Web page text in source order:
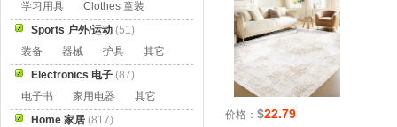
价格： $22.79
学习用具
Clothes 童装
Sports 户外/运动 (51)
装备
器械 护具
其它
Electronics 电子 (87)
电子书
家用电器
其它
Home 家居 (817)